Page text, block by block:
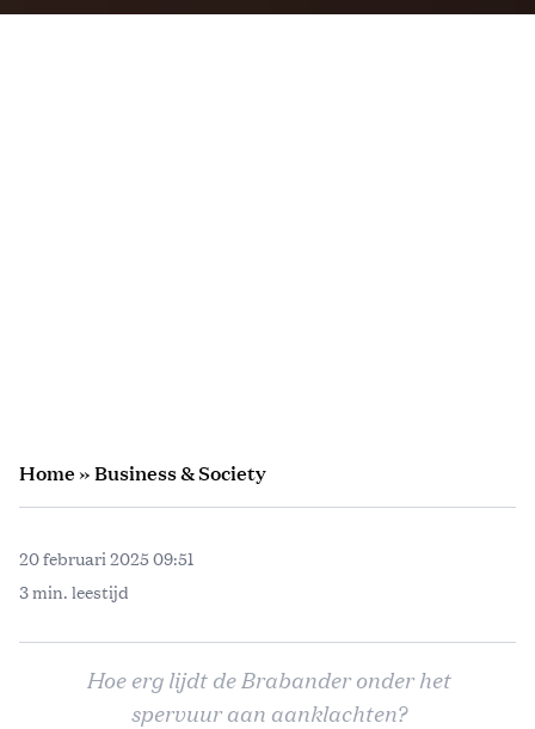
Home»Business & Society
20 februari 2025 09:51
3 min. leestijd
Hoe erg lijdt de Brabander onder het
spervuur aan aanklachten?